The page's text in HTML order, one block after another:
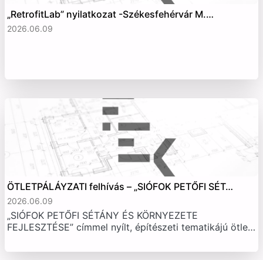
„RetrofitLab” nyilatkozat -Székesfehérvár M.…
2026.06.09
ÖTLETPÁLÁYZATI felhívás – „SIÓFOK PETŐFI SÉT…
2026.06.09
„SIÓFOK PETŐFI SÉTÁNY ÉS KÖRNYEZETE
FEJLESZTÉSE” címmel nyílt, építészeti tematikájú ötle…